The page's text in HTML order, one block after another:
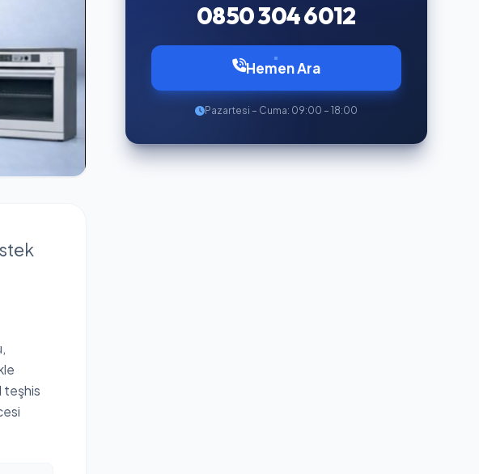
teşhis
0850 304 6012
Hemen Ara
Pazartesi – Cuma: 09:00 – 18:00